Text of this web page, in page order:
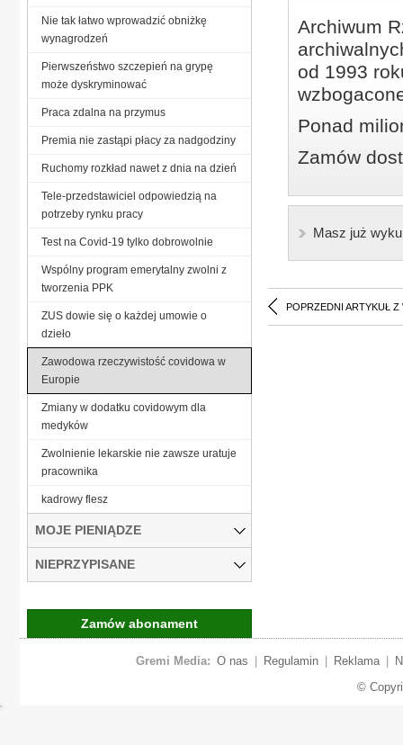
Archiwum
od 1993
Ponad
Zamów
Masz już
POPRZEDNI ARTYKUŁ Z
Nie tak łatwo wprowadzić obniżkę
wynagrodzeń
Pierwszeństwo szczepień na grypę
może dyskryminować
Praca zdalna na przymus
Premia nie zastąpi płacy za nadgodziny
Ruchomy rozkład nawet z dnia na dzień
Tele-przedstawiciel odpowiedzią na
potrzeby rynku pracy
Test na Covid-19 tylko dobrowolnie
Wspólny program emerytalny zwolni z
tworzenia PPK
ZUS dowie się o każdej umowie o
dzieło
Zawodowa rzeczywistość covidowa w
Europie
Zmiany w dodatku covidowym dla
medyków
Zwolnienie lekarskie nie zawsze uratuje
pracownika
kadrowy flesz
MOJE PIENIĄDZE
NIEPRZYPISANE
Zamów abonament
Gremi Media: O nas Regulamin Reklama
©